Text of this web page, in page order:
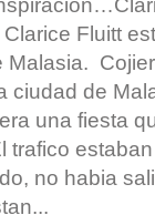
Fluitt
Malasia.
ciudad de
una fiesta
trafico
no habia